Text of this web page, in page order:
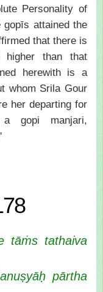
Personality of
attained the
that there is
higher than that
herewith is a
whom Srila Gour
her departing for
gopi manjari,
tāṁs tathaiva
pārtha